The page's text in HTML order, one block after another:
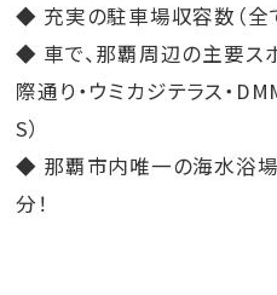
◆ 充実の駐車場収容数（全
◆ 車で、那覇周辺の主要スポ
際通り・ウミカジテラス・
S）
◆ 那覇市内唯一の海水浴場
分！